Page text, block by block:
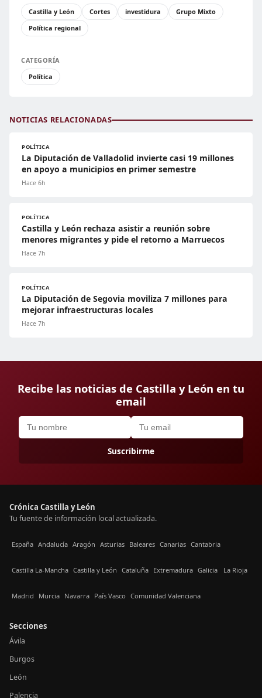
Castilla y León
Cortes investidura
Grupo Mixto
Política regional
CATEGORÍA
Política
NOTICIAS RELACIONADAS
POLÍTICA
La Diputación de Valladolid invierte casi 19 millones
en apoyo a municipios en primer semestre
Hace 6h
POLÍTICA
Castilla y León rechaza asistir a reunión sobre
menores migrantes y pide el retorno a Marruecos
Hace 7h
POLÍTICA
La Diputación de Segovia moviliza 7 millones para
mejorar infraestructuras locales
Hace 7h
Recibe las noticias de Castilla y León en tu
email
Suscribirme
Crónica Castilla y León
Tu fuente de información local actualizada.
España Andalucía Aragón Asturias Baleares Canarias Cantabria
Castilla La-Mancha Castilla y León Cataluña Extremadura Galicia La Rioja
Madrid Murcia Navarra País Vasco Comunidad Valenciana
Secciones
Ávila
Burgos
León
Palencia